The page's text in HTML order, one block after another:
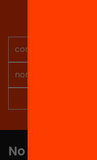
No et perdis res